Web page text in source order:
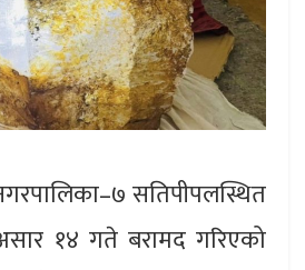
सतिपीपलस्थित
१४ गते बरामद गरिएको